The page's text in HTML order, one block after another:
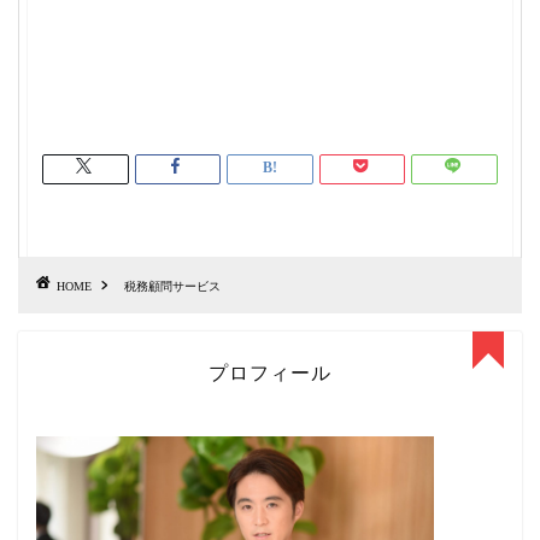
HOME 税務顧問サービス
プロフィール